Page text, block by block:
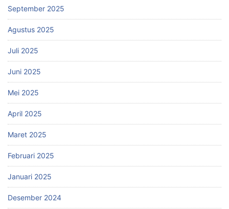
September 2025
Agustus 2025
Juli 2025
Juni 2025
Mei 2025
April 2025
Maret 2025
Februari 2025
Januari 2025
Desember 2024